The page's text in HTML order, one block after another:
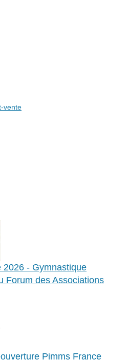
vente
2026 - Gymnastique
Forum des Associations
Pimms France